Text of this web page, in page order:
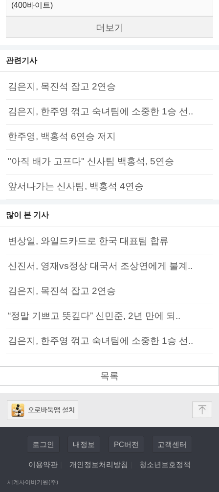
(400바이트)
더보기
관련기사
김은지, 목진석 잡고 2연승
김은지, 한주영 꺾고 숙녀팀에 소중한 1승 선..
한주영, 백홍석 6연승 저지
"아직 배가 고프다" 신사팀 백홍석, 5연승
앞서나가는 신사팀, 백홍석 4연승
많이 본 기사
변상일, 와일드카드로 한국 대표팀 합류
신진서, 영재vs정상 대국서 조상연에게 불계..
김은지, 목진석 잡고 2연승
“정말 기쁘고 뜻깊다” 신민준, 2년 만에 되..
김은지, 한주영 꺾고 숙녀팀에 소중한 1승 선..
목록
로그인 내정보 PC버전 고객센터
이용약관 개인정보처리방침 청소년보호정책
세계사이버기원(주)